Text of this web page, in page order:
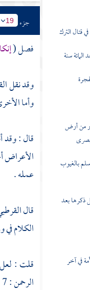
قتال الترك
المائة سنة
من أرض
بالغيوب
ذكرها بعد
في آخر
جزء 19
فصل (
وقد نقل
وأما
قال : وقد
الأعراض
عمله .
قال
الكلام
قلت : لعل